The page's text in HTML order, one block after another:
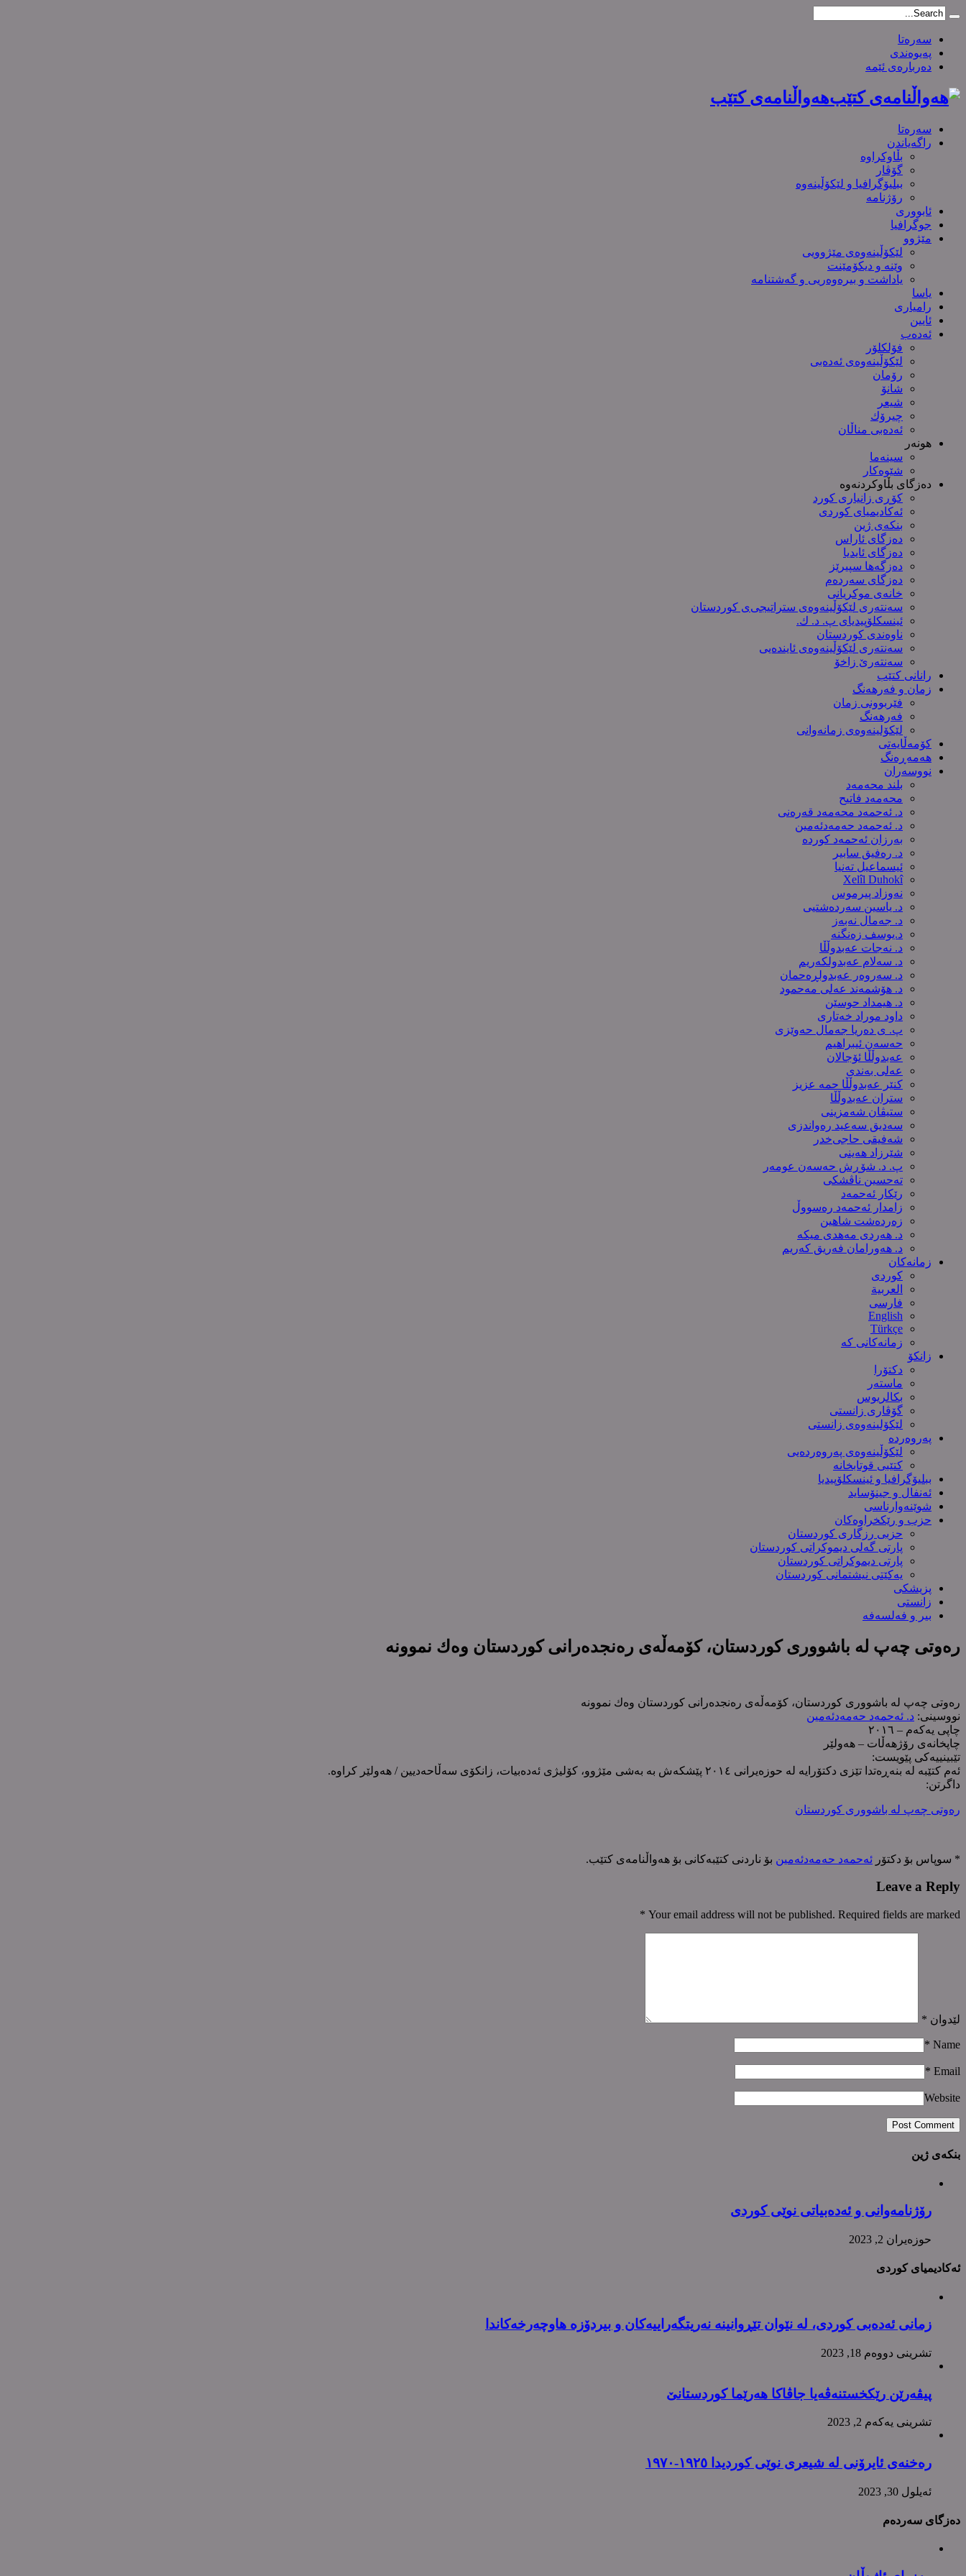
سەرەتا
پەیوەندی
دەربارەی ئێمە
هەواڵنامەی کتێب
سەرەتا
راگەیاندن
بڵاوکراوە
گۆڤار
ببلیۆگرافیا و لێکۆڵینەوە
رۆژنامە
ئابووری
جوگرافیا
مێژوو
لێکۆڵینەوەی مێژوویی
وێنە و دیکۆمێنت
یاداشت و بیره‌وه‌ریی و گەشتنامە
یاسا
رامیاری
ئایین
ئەدەب
فۆلکلۆر
لێکۆڵینەوەی ئەدەبی
رۆمان
شانۆ
شیعر
چیرۆك
ئەدەبی مناڵان
هونەر
سینەما
شێوەکار
دەزگای بڵاوکردنەوە
کۆڕی زانیاری کورد
ئەکادیمیای کوردی
بنکەی ژین
دەزگای ئاراس
دەزگای ئایدیا
دەزگەها سپیرێز
دەزگای سەردەم
خانەی موکریانی
سەنتەری لێكۆڵینەوەی ستراتیجی‌ی كوردستان
ئینسکلۆپیدیای پ. د. ك.
ناوەندی کوردستان
سەنتەری لێکۆڵینەوەى ئایندەیی
سەنتەرێ زاخۆ
رانانی کتێب
زمان و فەرهەنگ
فێربوونی زمان
فەرهەنگ
لێکۆلینەوەی زمانەوانی
کۆمەڵایەتی
هەمەڕەنگ
نووسەران
بلند محەمەد
محەمەد فاتیح
د. ئەحمەد محەمەد قەرەنی
د. ئەحمەد حەمەدئەمین
بەرزان ئەحمەد کورده
د. رەفیق سابیر
ئیسماعیل تەنیا
Xelîl Duhokî
نەوزاد پیرموس
د. یاسین سەردەشتیی
د. جەمال نەبەز
د.یوسف زه‌نگنه‌
د. نەجات عەبدوڵڵا
د. سەلام عەبدولكەریم
د. سەروەر عەبدولڕەحمان
د. هۆشمەند عەلی مەحمود
د. هیمداد حوسێن
داود موراد خەتاری
پ. ی دەریا جەمال حەوێزی
حەسەن ئیبراهیم
عەبدوڵڵا ئۆجالان
عەلی بەندی
کنێر عەبدوڵڵا حمە عزیز
ستران عەبدوڵڵا
ستیڤان شەمزینی
سەدیق سەعید رەواندزی
شه‌فیقی حاجی‌خدر
شێرزاد هەینی
پ. د. شۆڕش حەسەن عومەر
تەحسین ناڤشکی
رێکار ئەحمەد
زامدار ئەحمەد رەسووڵ
زه‌رده‌شت شاهین
د. هەردی مەهدی میکە
د. هەورامان فەریق كەریم
زمانەکان
کوردی
العربیة
فارسی
English
Türkçe
زمانەکانی کە
زانکۆ
دکتۆرا
ماستەر
بکالریوس
گۆڤاری زانستی
لێکۆلینەوەی زانستی
پەروەردە
لێکۆڵینەوەی پەروەردەیی
کتێبی قوتابخانە
ببلیۆگرافیا و ئینسکلۆپیدیا
ئەنفال و جینۆساید
شوێنەوارناسی
حزب و رێکخراوەکان
حزبی رزگاری کوردستان
پارتی گەلی دیموکراتی کوردستان
پارتی دیموکراتی کوردستان
یەکێتی نیشتمانی کوردستان
پزیشکی
زانستی
بیر و فەلسەفە
رەوتی چەپ لە باشووری کوردستان، کۆمەڵەی رەنجدەرانی کوردستان وەك نموونە
رەوتی چەپ لە باشووری کوردستان، کۆمەڵەی رەنجدەرانی کوردستان وەك نموونە
نووسینی: د. ئەحمەد حەمەدئەمین
چاپی یەکەم – ٢٠١٦
چاپخانەی رۆژهەڵات – هەولێر
تێبینییەکی پێویست:
ئەم کتێبە لە بنەڕەتدا تێزی دکتۆرایە لە حوزەیرانی ٢٠١٤ پێشکەش بە بەشی مێژوو، کۆلیژی ئەدەبیات، زانکۆی سەڵاحەدیین / هەولێر کراوە.
داگرتن:
رەوتی چەپ لە باشووری کوردستان
* سوپاس بۆ دکتۆر ئەحمەد حەمەدئەمین بۆ ناردنی کتێبەکانی بۆ هەواڵنامەی کتێب.
Leave a Reply
Your email address will not be published. Required fields are marked
*
لێدوان *
Name
*
Email
*
Website
بنکەی ژین
رۆژنامەوانی و ئەدەبیاتی نوێی کوردی
حوزه‌یران 2, 2023
ئەکادیمیای کوردی
زمانی ئەدەبی کوردی، لە نێوان تێڕوانینە نەریتگەراییەکان و بیردۆزە هاوچەرخەکاندا
تشرینی دووه‌م 18, 2023
پیڤەرێن رێکخستنەڤەیا جاڤاکا هەرێما کوردستانێ
تشرینی یه‌كه‌م 2, 2023
رەخنەی ئایرۆنی لە شیعری نوێی کوردیدا ١٩٢٥-١٩٧٠
ئه‌یلول 30, 2023
دەزگای سەردەم